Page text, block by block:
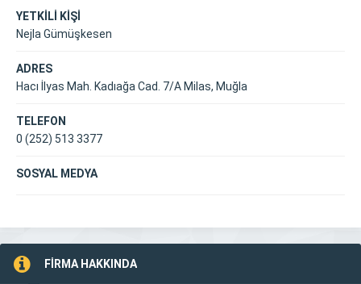
YETKİLİ KİŞİ
Nejla Gümüşkesen
ADRES
Hacı İlyas Mah. Kadıağa Cad. 7/A Milas, Muğla
TELEFON
0 (252) 513 3377
SOSYAL MEDYA
FİRMA HAKKINDA